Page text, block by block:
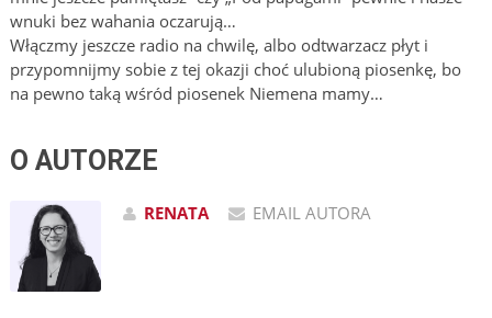
wnuki bez wahania oczarują…
Włączmy jeszcze radio na chwilę, albo odtwarzacz płyt i
przypomnijmy sobie z tej okazji choć ulubioną piosenkę, bo
na pewno taką wśród piosenek Niemena mamy…
O AUTORZE
RENATA EMAIL AUTORA